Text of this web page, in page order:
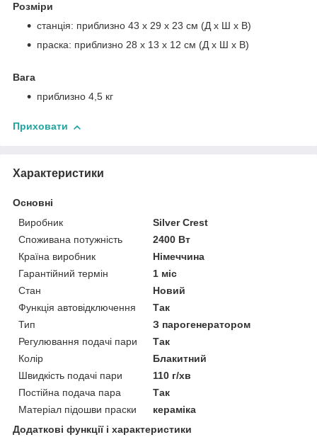
Розміри
станція: приблизно 43 x 29 x 23 см (Д x Ш x В)
праска: приблизно 28 x 13 x 12 см (Д x Ш x В)
Вага
приблизно 4,5 кг
Приховати
Характеристики
Основні
Виробник
Silver Crest
Споживана потужність
2400 Вт
Країна виробник
Німеччина
Гарантійний термін
1 міс
Стан
Новий
Функція автовідключення
Так
Тип
З парогенератором
Регулювання подачі пари
Так
Колір
Блакитний
Швидкість подачі пари
110 г/хв
Постійна подача пара
Так
Матеріал підошви праски
кераміка
Додаткові функції і характеристики